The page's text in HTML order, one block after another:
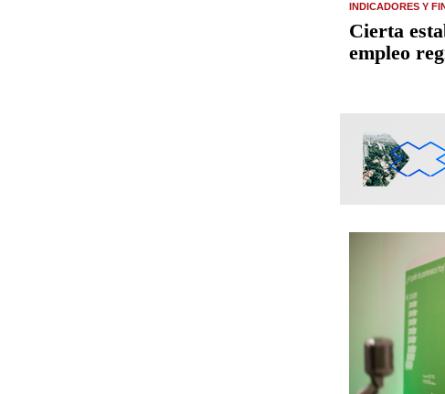
INDICADORES Y
Cierta
empleo